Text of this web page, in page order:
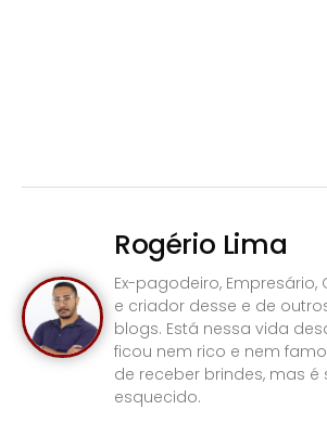
Rogério Lima
Ex-pagodeiro, Empresário,
e criador desse e de
blogs. Está nessa vida
ficou nem rico e nem
de receber brindes, mas é
esquecido.